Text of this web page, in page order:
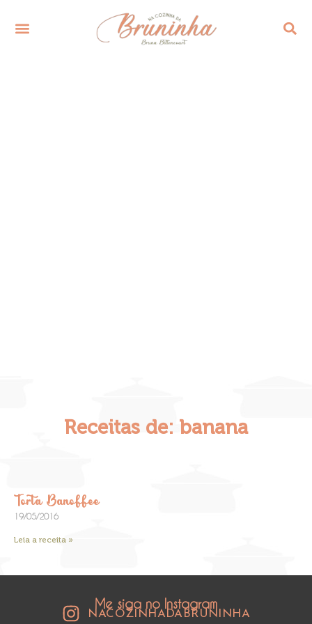
Receitas de: banana
Torta Banoffee
19/05/2016
Leia a receita »
Me siga no Instagram
NACOZINHADABRUNINHA